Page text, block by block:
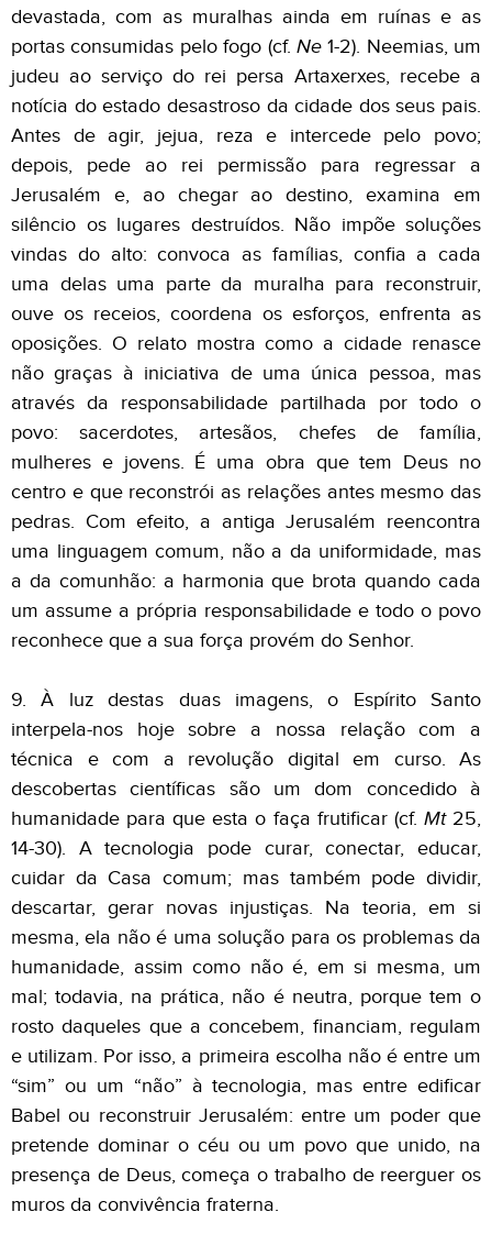
devastada, com as muralhas ainda em ruínas e as
portas consumidas pelo fogo (cf. Ne1-2). Neemias, um
judeu ao serviço do rei persa Artaxerxes, recebe a
notícia do estado desastroso da cidade dos seus pais.
Antes de agir, jejua, reza e intercede pelo povo;
depois, pede ao rei permissão para regressar a
Jerusalém e, ao chegar ao destino, examina em
silêncio os lugares destruídos. Não impõe soluções
vindas do alto: convoca as famílias, confia a cada
uma delas uma parte da muralha para reconstruir,
ouve os receios, coordena os esforços, enfrenta as
oposições. O relato mostra como a cidade renasce
não graças à iniciativa de uma única pessoa, mas
através da responsabilidade partilhada por todo o
povo: sacerdotes, artesãos, chefes de família,
mulheres e jovens. É uma obra que tem Deus no
centro e que reconstrói as relações antes mesmo das
pedras. Com efeito, a antiga Jerusalém reencontra
uma linguagem comum, não a da uniformidade, mas
a da comunhão: a harmonia que brota quando cada
um assume a própria responsabilidade e todo o povo
reconhece que a sua força provém do Senhor.
9. À luz destas duas imagens, o Espírito Santo
interpela-nos hoje sobre a nossa relação com a
técnica e com a revolução digital em curso. As
descobertas científicas são um dom concedido à
humanidade para que esta o faça frutificar (cf. Mt25,
14-30). A tecnologia pode curar, conectar, educar,
cuidar da Casa comum; mas também pode dividir,
descartar, gerar novas injustiças. Na teoria, em si
mesma, ela não é uma solução para os problemas da
humanidade, assim como não é, em si mesma, um
mal; todavia, na prática, não é neutra, porque tem o
rosto daqueles que a concebem, financiam, regulam
e utilizam. Por isso, a primeira escolha não é entre um
“sim” ou um “não” à tecnologia, mas entre edificar
Babel ou reconstruir Jerusalém: entre um poder que
pretende dominar o céu ou um povo que unido, na
presença de Deus, começa o trabalho de reerguer os
muros da convivência fraterna.